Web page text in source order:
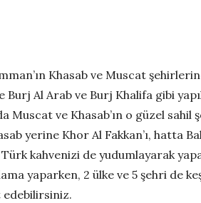
Khasab ve Muscat
Burj Al Arab ve Burj Khalifa gibi
Muscat ve Khasab’ın o güzel sahil
yerine Khor Al Fakkan’ı, hatta
kahvenizi de yudumlayarak
yaparken, 2 ülke ve 5 şehri de
edebilirsiniz.